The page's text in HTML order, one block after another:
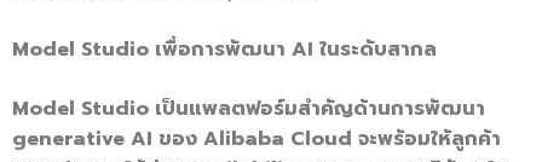
Model Studio เพื่อการพัฒนา AI ในระดับสากล
Model Studio เป็นแพลตฟอร์มสำคัญด้านการพัฒนา
generative AI ของ Alibaba Cloud จะพร้อมให้ลูกค้า